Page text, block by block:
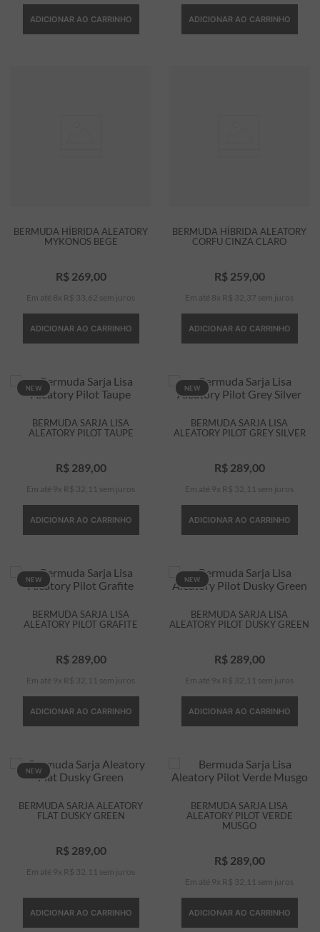
ADICIONAR AO CARRINHO ADICIONAR AO CARRINHO
BERMUDA HÍBRIDA ALEATORY
MYKONOS BEGE
R$ 269, 00
Em até 8 x R$ 33 62 sem juros
ADICIONAR AO CARRINHO
BERMUDA HÍBRIDA ALEATORY
CORFU CINZA CLARO
R$ 259, 00
Em até 8 x R$ 32 37 sem juros
ADICIONAR AO CARRINHO
NEW
BERMUDA SARJA LISA
ALEATORY PILOT TAUPE
R$ 289, 00
Em até 9 x R$ 32 11 sem juros
ADICIONAR AO CARRINHO
NEW
BERMUDA SARJA LISA
ALEATORY PILOT GREY SILVER
R$ 289, 00
Em até 9 x R$ 32 11 sem juros
ADICIONAR AO CARRINHO
NEW
BERMUDA SARJA LISA
ALEATORY PILOT GRAFITE
R$ 289, 00
Em até 9 x R$ 32 11 sem juros
ADICIONAR AO CARRINHO
NEW
BERMUDA SARJA LISA
ALEATORY PILOT DUSKY GREEN
R$ 289, 00
Em até 9 x R$ 32 11 sem juros
ADICIONAR AO CARRINHO
NEW
BERMUDA SARJA ALEATORY
FLAT DUSKY GREEN
R$ 289, 00
Em até 9 x R$ 32 11 sem juros
ADICIONAR AO CARRINHO
BERMUDA SARJA LISA
ALEATORY PILOT VERDE
MUSGO
R$ 289, 00
Em até 9 x R$ 32 11 sem juros
ADICIONAR AO CARRINHO